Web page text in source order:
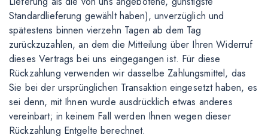
Standardlieferung gewählt haben), unverzüglich und
spätestens binnen vierzehn Tagen ab dem Tag
zurückzuzahlen, an dem die Mitteilung über Ihren Widerruf
dieses Vertrags bei uns eingegangen ist. Für diese
Rückzahlung verwenden wir dasselbe Zahlungsmittel, das
Sie bei der ursprünglichen Transaktion eingesetzt haben, es
sei denn, mit Ihnen wurde ausdrücklich etwas anderes
vereinbart; in keinem Fall werden Ihnen wegen dieser
Rückzahlung Entgelte berechnet.